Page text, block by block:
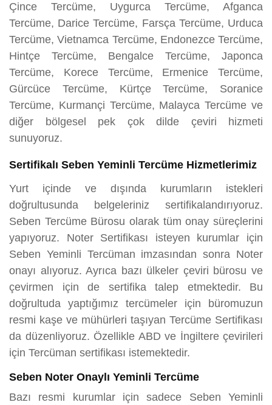
Çince Tercüme, Uygurca Tercüme, Afganca
Tercüme, Darice Tercüme, Farsça Tercüme, Urduca
Tercüme, Vietnamca Tercüme, Endonezce Tercüme,
Hintçe Tercüme, Bengalce Tercüme, Japonca
Tercüme, Korece Tercüme, Ermenice Tercüme,
Gürcüce Tercüme, Kürtçe Tercüme, Soranice
Tercüme, Kurmançi Tercüme, Malayca Tercüme ve
diğer bölgesel pek çok dilde çeviri hizmeti
sunuyoruz.
Sertifikalı Seben Yeminli Tercüme Hizmetlerimiz
Yurt içinde ve dışında kurumların istekleri
doğrultusunda belgeleriniz sertifikalandırıyoruz.
Seben Tercüme Bürosu olarak tüm onay süreçlerini
yapıyoruz. Noter Sertifikası isteyen kurumlar için
Seben Yeminli Tercüman imzasından sonra Noter
onayı alıyoruz. Ayrıca bazı ülkeler çeviri bürosu ve
çevirmen için de sertifika talep etmektedir. Bu
doğrultuda yaptığımız tercümeler için büromuzun
resmi kaşe ve mühürleri taşıyan Tercüme Sertifikası
da düzenliyoruz. Özellikle ABD ve İngiltere çevirileri
için Tercüman sertifikası istemektedir.
Seben Noter Onaylı Yeminli Tercüme
Bazı resmi kurumlar için sadece Seben Yeminli